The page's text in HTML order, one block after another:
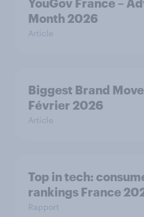
YouGov France –
Month 2026
Article
Biggest Brand
Février 2026
Article
Top in tech:
rankings France
Rapport